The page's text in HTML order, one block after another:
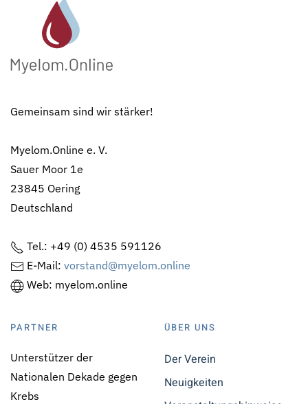
Gemeinsam sind wir stärker!
Myelom.Online e. V.
Sauer Moor 1e
23845 Oering
Deutschland
Tel.: +49 (0) 4535 591126
E-Mail: vorstand@myelom.online
Web: myelom.online
PARTNER
Unterstützer der
Nationalen Dekade gegen
Krebs
ÜBER UNS
Der Verein
Neuigkeiten